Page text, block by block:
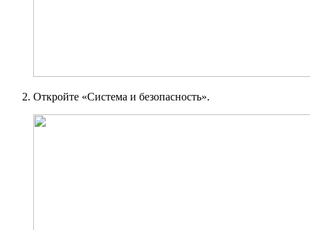
Откройте «Система и безопасность».